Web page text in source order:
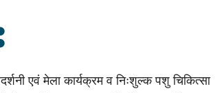
एवं मेला कार्यक्रम व निःशुल्क पशु चिकित्सा